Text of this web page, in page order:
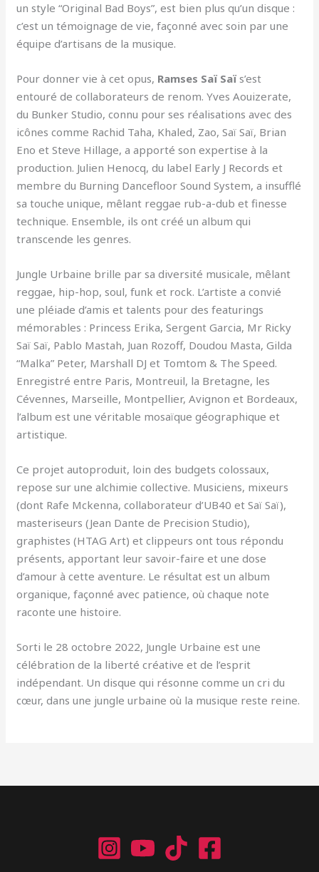
un style “Original Bad Boys”, est bien plus qu’un disque :
c’est un témoignage de vie, façonné avec soin par une
équipe d’artisans de la musique.
Pour donner vie à cet opus, Ramses Saï Saï s’est
entouré de collaborateurs de renom. Yves Aouizerate,
du Bunker Studio, connu pour ses réalisations avec des
icônes comme Rachid Taha, Khaled, Zao, Saï Saï, Brian
Eno et Steve Hillage, a apporté son expertise à la
production. Julien Henocq, du label Early J Records et
membre du Burning Dancefloor Sound System, a insufflé
sa touche unique, mêlant reggae rub-a-dub et finesse
technique. Ensemble, ils ont créé un album qui
transcende les genres.
Jungle Urbaine brille par sa diversité musicale, mêlant
reggae, hip-hop, soul, funk et rock. L’artiste a convié
une pléiade d’amis et talents pour des featurings
mémorables : Princess Erika, Sergent Garcia, Mr Ricky
Saï Saï, Pablo Mastah, Juan Rozoff, Doudou Masta, Gilda
“Malka” Peter, Marshall DJ et Tomtom & The Speed.
Enregistré entre Paris, Montreuil, la Bretagne, les
Cévennes, Marseille, Montpellier, Avignon et Bordeaux,
l’album est une véritable mosaïque géographique et
artistique.
Ce projet autoproduit, loin des budgets colossaux,
repose sur une alchimie collective. Musiciens, mixeurs
(dont Rafe Mckenna, collaborateur d’UB40 et Saï Saï),
masteriseurs (Jean Dante de Precision Studio),
graphistes (HTAG Art) et clippeurs ont tous répondu
présents, apportant leur savoir-faire et une dose
d’amour à cette aventure. Le résultat est un album
organique, façonné avec patience, où chaque note
raconte une histoire.
Sorti le 28 octobre 2022, Jungle Urbaine est une
célébration de la liberté créative et de l’esprit
indépendant. Un disque qui résonne comme un cri du
cœur, dans une jungle urbaine où la musique reste reine.